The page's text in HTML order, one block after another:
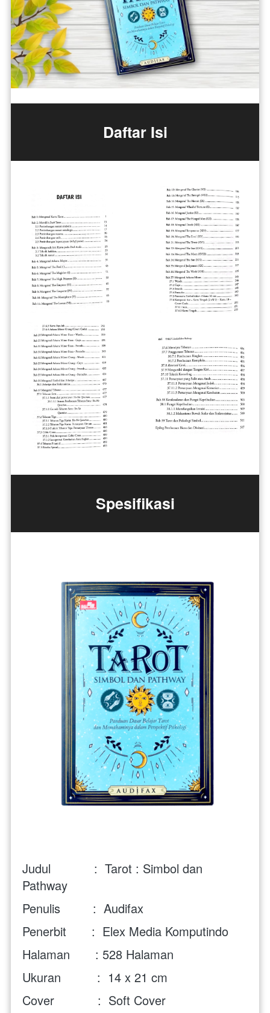
Daftar Isi
Spesifikasi
Judul            :  Tarot : Simbol dan
Pathway
Penulis         :  Audifax
Penerbit       :  Elex Media Komputindo
Halaman       : 528 Halaman
Ukuran          :  14 x 21 cm
Cover            :  Soft Cover